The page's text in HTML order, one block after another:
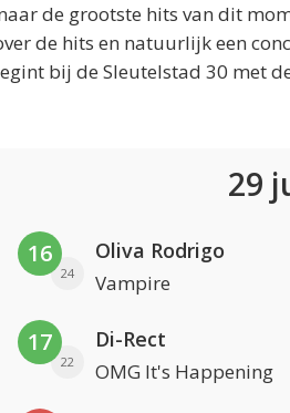
de grootste hits van dit
de hits en natuurlijk een
bij de Sleutelstad 30 met
29
16
24
Oliva Rodrigo
Vampire
17
22
Di-Rect
OMG It's Happening